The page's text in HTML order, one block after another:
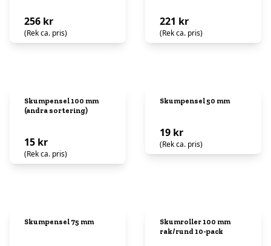
256 kr
(Rek ca. pris)
221 kr
(Rek ca. pris)
Skumpensel 100 mm
(andra sortering)
15 kr
(Rek ca. pris)
Skumpensel 50 mm
19 kr
(Rek ca. pris)
Skumpensel 75 mm
Skumroller 100 mm
rak/rund 10-pack